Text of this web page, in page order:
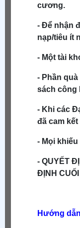
cương.
- Để nhận
nạp/tiêu ít
- Một tài
- Phần
sách công
- Khi các
đã cam
- Mọi
- QUYẾT
ĐỊNH
Hướng